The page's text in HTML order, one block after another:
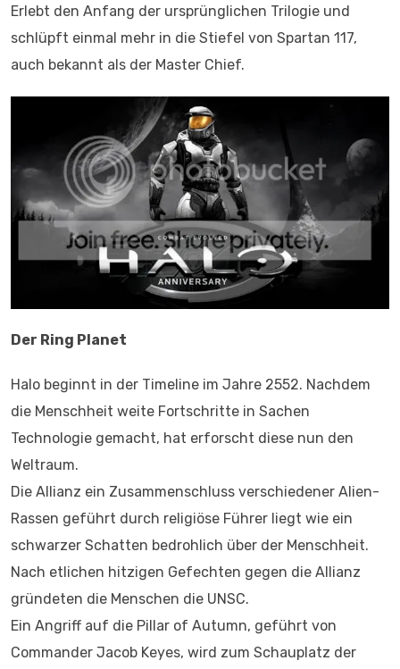
Erlebt den Anfang der ursprünglichen Trilogie und
schlüpft einmal mehr in die Stiefel von Spartan 117,
auch bekannt als der Master Chief.
Der Ring Planet
Halo beginnt in der Timeline im Jahre 2552. Nachdem
die Menschheit weite Fortschritte in Sachen
Technologie gemacht, hat erforscht diese nun den
Weltraum.
Die Allianz ein Zusammenschluss verschiedener Alien-
Rassen geführt durch religiöse Führer liegt wie ein
schwarzer Schatten bedrohlich über der Menschheit.
Nach etlichen hitzigen Gefechten gegen die Allianz
gründeten die Menschen die UNSC.
Ein Angriff auf die Pillar of Autumn, geführt von
Commander Jacob Keyes, wird zum Schauplatz der